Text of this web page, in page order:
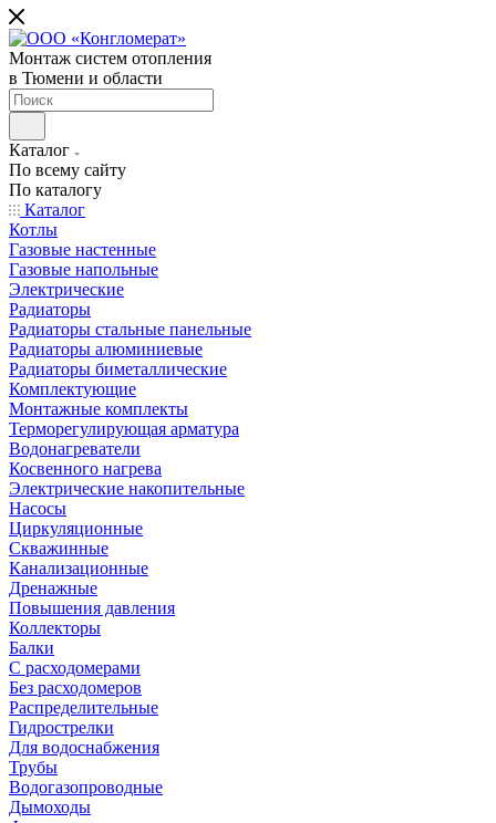
Монтаж систем отопления
в Тюмени и области
Каталог
По всему сайту
По каталогу
Каталог
Котлы
Газовые настенные
Газовые напольные
Электрические
Радиаторы
Радиаторы стальные панельные
Радиаторы алюминиевые
Радиаторы биметаллические
Комплектующие
Монтажные комплекты
Терморегулирующая арматура
Водонагреватели
Косвенного нагрева
Электрические накопительные
Насосы
Циркуляционные
Скважинные
Канализационные
Дренажные
Повышения давления
Коллекторы
Балки
С расходомерами
Без расходомеров
Распределительные
Гидрострелки
Для водоснабжения
Трубы
Водогазопроводные
Дымоходы